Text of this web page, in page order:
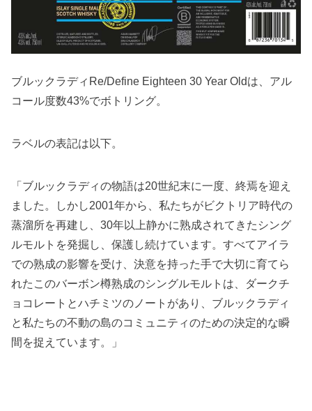
ブルックラディRe/Define Eighteen 30 Year Oldは、アル
コール度数43%でボトリング。
ラベルの表記は以下。
「ブルックラディの物語は20世紀末に一度、終焉を迎え
ました。しかし2001年から、私たちがビクトリア時代の
蒸溜所を再建し、30年以上静かに熟成されてきたシング
ルモルトを発掘し、保護し続けています。すべてアイラ
での熟成の影響を受け、決意を持った手で大切に育てら
れたこのバーボン樽熟成のシングルモルトは、ダークチ
ョコレートとハチミツのノートがあり、ブルックラディ
と私たちの不動の島のコミュニティのための決定的な瞬
間を捉えています。」